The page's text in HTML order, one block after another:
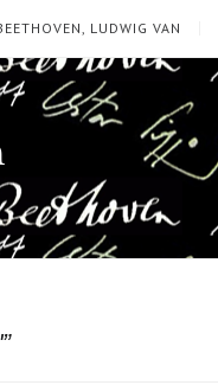
LUDWIG VAN